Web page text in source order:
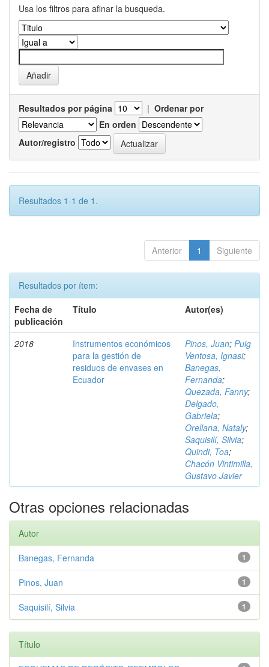
Usa los filtros para afinar la busqueda.
Resultados por página | Ordenar por
En orden
Autor/registro
Resultados 1-1 de 1.
Anterior 1 Siguiente
Resultados por ítem:
Fecha de
publicación
Título Autor(es)
2018
Instrumentos económicos
para la gestión de
residuos de envases en
Ecuador
Pinos, Juan; Puig
Ventosa, Ignasi;
Banegas,
Fernanda;
Quezada, Fanny;
Delgado,
Gabriela;
Orellana, Nataly;
Saquisilí, Silvia;
Quindi, Toa;
Chacón Vintimilla,
Gustavo Javier
Otras opciones relacionadas
Autor
1
Banegas, Fernanda
1
Pinos, Juan
1
Saquisilí, Silvia
Título